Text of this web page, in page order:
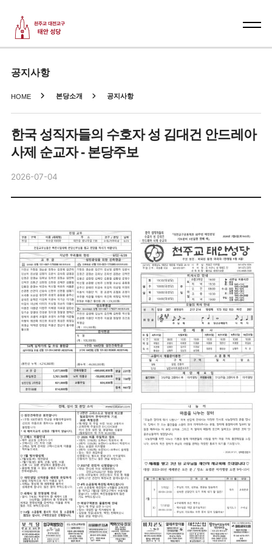
공지사항
HOME 본당소개 공지사항
한국 성직자들의 수호자 성 김대건 안드레아
사제 순교자 - 본당주보
2026-07-04